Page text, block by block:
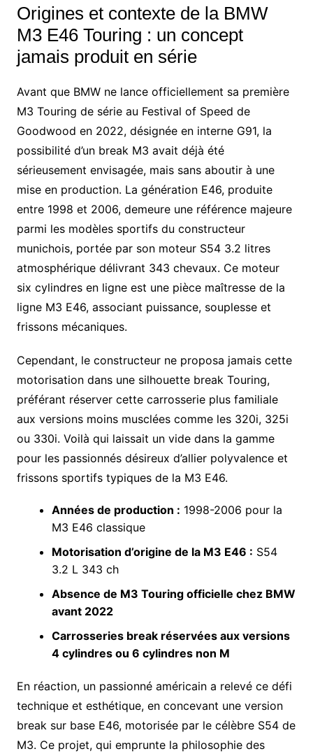
Origines et contexte de la BMW
M3 E46 Touring : un concept
jamais produit en série
Avant que BMW ne lance officiellement sa première
M3 Touring de série au Festival of Speed de
Goodwood en 2022, désignée en interne G91, la
possibilité d’un break M3 avait déjà été
sérieusement envisagée, mais sans aboutir à une
mise en production. La génération E46, produite
entre 1998 et 2006, demeure une référence majeure
parmi les modèles sportifs du constructeur
munichois, portée par son moteur S54 3.2 litres
atmosphérique délivrant 343 chevaux. Ce moteur
six cylindres en ligne est une pièce maîtresse de la
ligne M3 E46, associant puissance, souplesse et
frissons mécaniques.
Cependant, le constructeur ne proposa jamais cette
motorisation dans une silhouette break Touring,
préférant réserver cette carrosserie plus familiale
aux versions moins musclées comme les 320i, 325i
ou 330i. Voilà qui laissait un vide dans la gamme
pour les passionnés désireux d’allier polyvalence et
frissons sportifs typiques de la M3 E46.
Années de production : 1998-2006 pour la
M3 E46 classique
Motorisation d’origine de la M3 E46 : S54
3.2 L 343 ch
Absence de M3 Touring officielle chez BMW
avant 2022
Carrosseries break réservées aux versions
4 cylindres ou 6 cylindres non M
En réaction, un passionné américain a relevé ce défi
technique et esthétique, en concevant une version
break sur base E46, motorisée par le célèbre S54 de
M3. Ce projet, qui emprunte la philosophie des